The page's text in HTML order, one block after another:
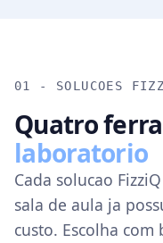
01 - SOLUCOES
Quatro
laboratorio
Cada solucao
sala de aula ja
custo. Escolha